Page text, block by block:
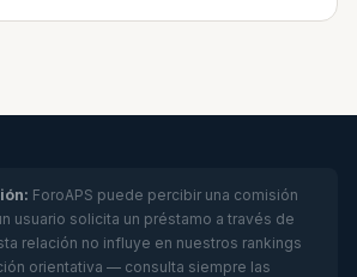
ForoAPS puede percibir una comisión
usuario solicita un préstamo a través de
relación no influye en nuestros rankings
orientativa — consulta siempre las